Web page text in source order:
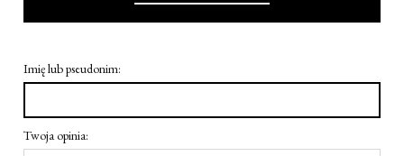
Imię lub pseudonim:
Twoja opinia: